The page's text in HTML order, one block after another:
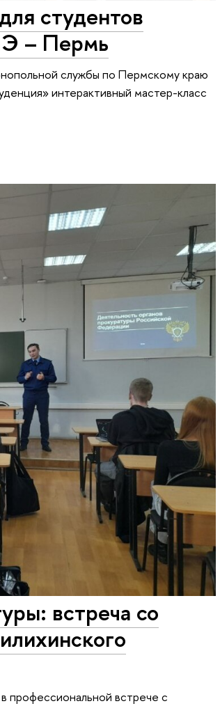
студентов
– Пермь
службы по Пермскому краю
интерактивный мастер-класс
встреча со
профессиональной встрече с